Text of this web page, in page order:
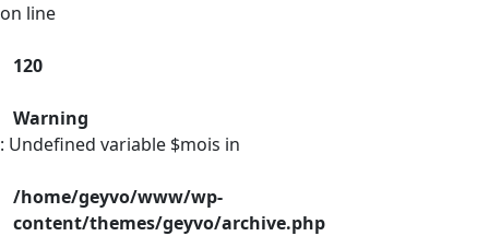
on line
120
Warning
: Undefined variable $mois in
/home/geyvo/www/wp-
content/themes/geyvo/archive.php